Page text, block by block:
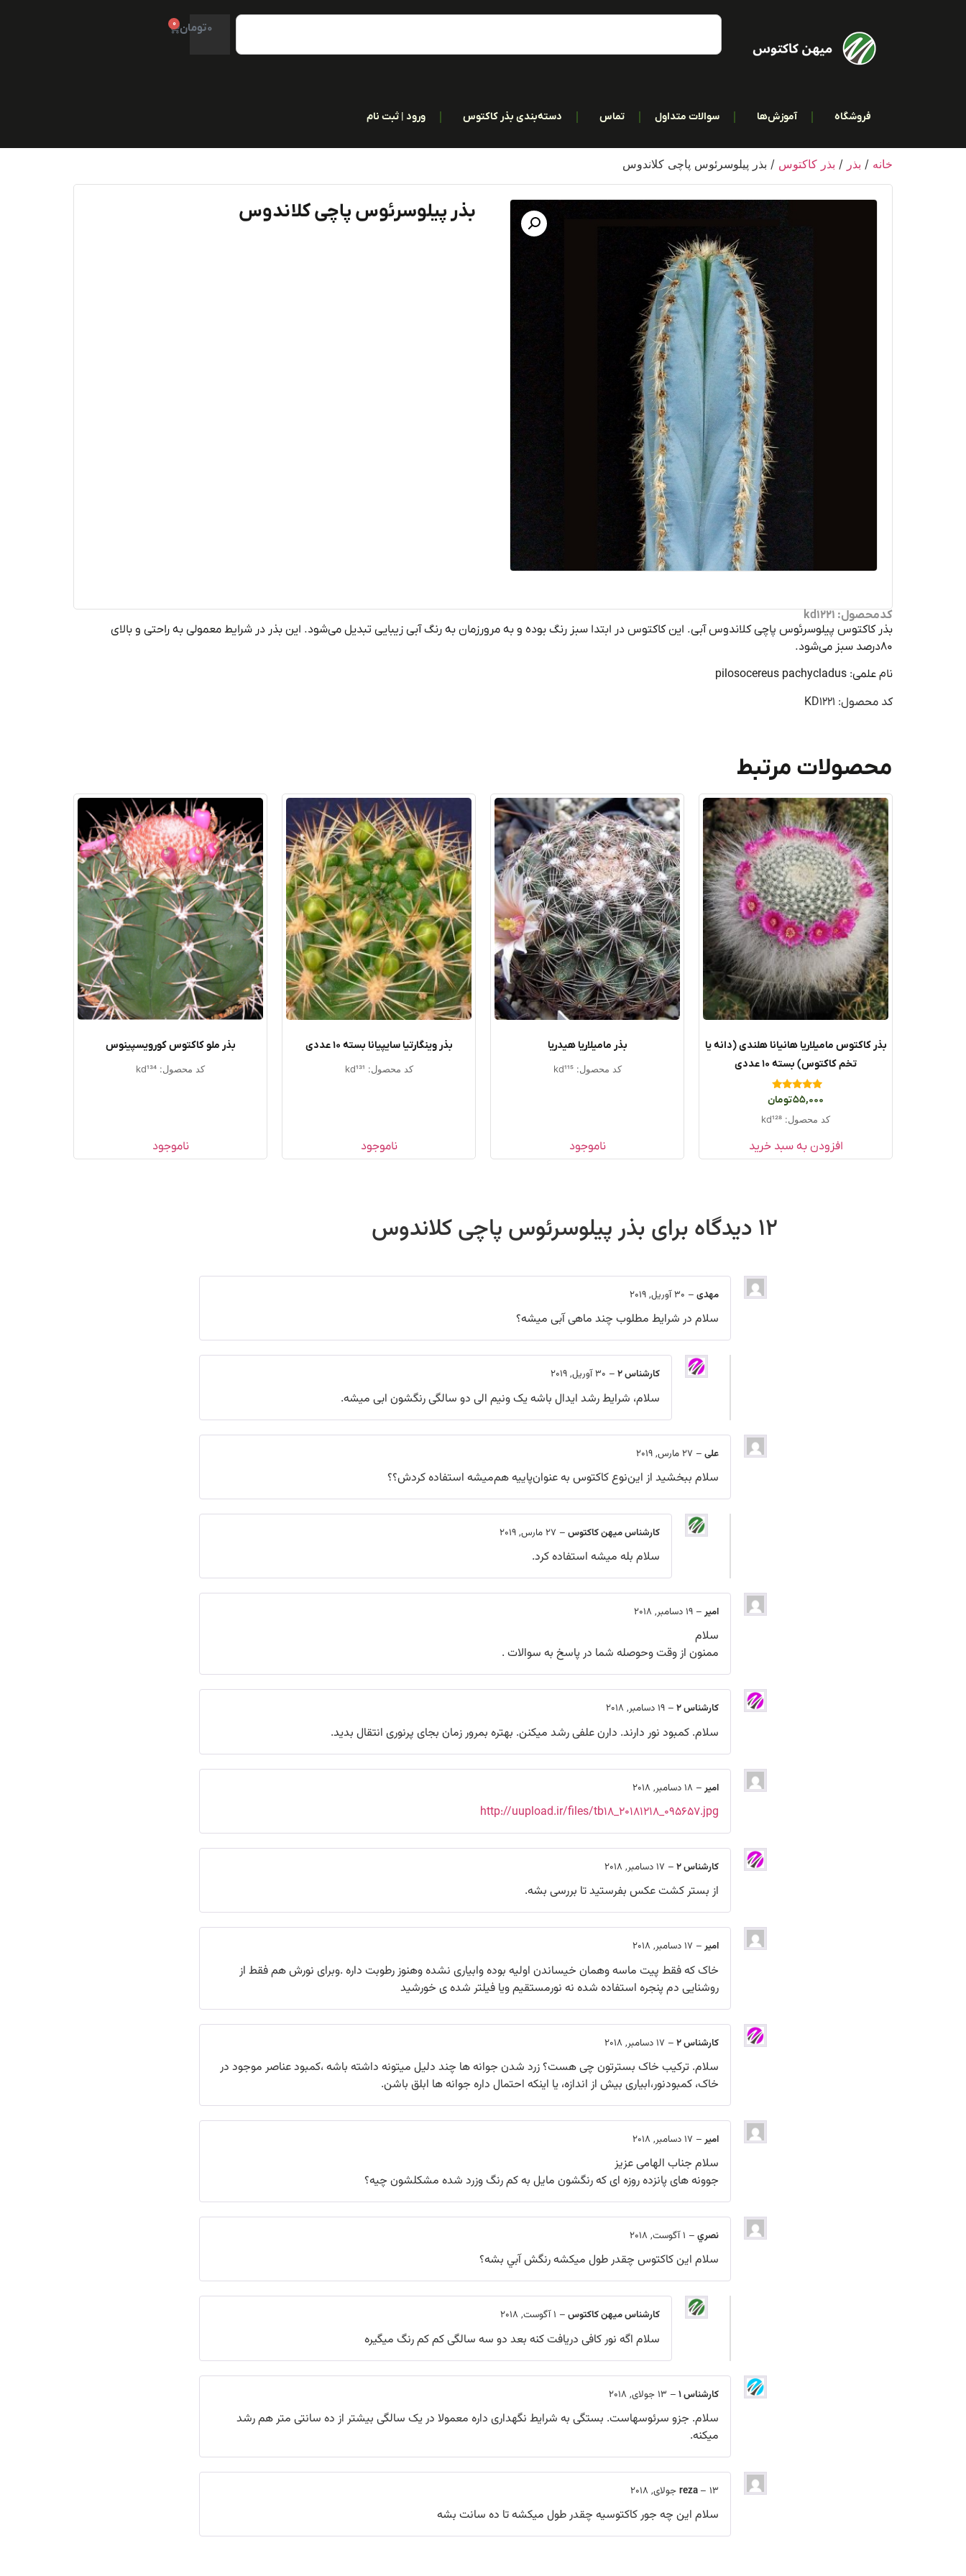
0تومان 0
فروشگاه آموزش‌ها سوالات متداول تماس دسته‌بندی بذر کاکتوس ورود | ثبت نام
خانه / بذر / بذر کاکتوس / بذر پیلوسرئوس پاچی کلاندوس
بذر پیلوسرئوس پاچی کلاندوس
کدمحصول: kd1221
بذر کاکتوس پیلوسرئوس پاچی کلاندوسآبی. این کاکتوس در ابتدا سبز رنگ بوده و به مرورزمان به رنگ آبی زیبایی تبدیل می‌شود. این بذر در شرایط معمولی به راحتی و بالای
۸۰درصد سبز می‌شود.
نام علمی: pilosocereus pachycladus
کد محصول: KD1221
محصولات مرتبط
بذر کاکتوس مامیلاریا هانیانا هلندی (دانه یا
تخم کاکتوس) بسته ۱۰ عددی
امتیاز
5.00
از 5
55,000تومان
کد محصول: kd128
افزودن به سبد خرید
بذر مامیلاریا هیدریا
کد محصول: kd115
ناموجود
بذر وینگارتیا سایپیانا بسته ۱۰ عددی
کد محصول: kd131
ناموجود
بذر ملو کاکتوس کورویسپینوس
کد محصول: kd134
ناموجود
12 دیدگاه برای بذر پیلوسرئوس پاچی کلاندوس
مهدی– 30 آوریل, 2019
سلام در شرایط مطلوب چند ماهی آبی میشه؟
کارشناس 2 – 30 آوریل, 2019
سلام، شرایط رشد ایدال باشه یک ونیم الی دو سالگی رنگشون ابی میشه.
علی– 27 مارس, 2019
سلام ببخشید از این‌نوع کاکتوس به عنوان‌پاییه هم‌میشه استفاده کردش؟؟
کارشناس میهن کاکتوس– 27 مارس, 2019
سلام بله میشه استفاده کرد.
امیر– 19 دسامبر, 2018
سلام
ممنون از وقت وحوصله شما در پاسخ به سوالات .
کارشناس 2 – 19 دسامبر, 2018
سلام. کمبود نور دارند. دارن علفی رشد میکنن. بهتره بمرور زمان بجای پرنوری انتقال بدید.
امیر– 18 دسامبر, 2018
http://uupload.ir/files/tb18_۲۰۱۸۱۲۱۸_۰۹۵۶۵۷.jpg
کارشناس 2 – 17 دسامبر, 2018
از بستر کشت عکس بفرستید تا بررسی بشه.
امیر– 17 دسامبر, 2018
خاک که فقط پیت ماسه وهمان خیساندن اولیه بوده وابیاری نشده وهنوز رطوبت داره .وبرای نورش هم فقط از
روشنایی دم پنجره استفاده شده نه نورمستقیم ویا فیلتر شده ی خورشید
کارشناس 2 – 17 دسامبر, 2018
سلام. ترکیب خاک بسترتون چی هست؟ زرد شدن جوانه ها چند دلیل میتونه داشته باشه ،کمبود عناصر موجود در
خاک، کمبودنور،ابیاری بیش از اندازه، یا اینکه احتمال داره جوانه ها ابلق باشن.
امیر– 17 دسامبر, 2018
سلام جناب الهامی عزیز
جوونه های پانزده روزه ای که رنگشون مایل به کم رنگ وزرد شده مشکلشون چیه؟
نصري– 1 آگوست, 2018
سلام اين كاكتوس چقدر طول ميكشه رنگش آبي بشه؟
کارشناس میهن کاکتوس– 1 آگوست, 2018
سلام اگه نور کافی دریافت کنه بعد دو سه سالگی کم کم رنگ میگیره
کارشناس 1 – 13 جولای, 2018
سلام. جزو سرئوسهاست. بستگی به شرایط نگهداری داره معمولا در یک سالگی بیشتر از ده سانتی متر هم رشد
میکنه.
reza– 13 جولای, 2018
سلام این چه جور کاکتوسیه چقدر طول میکشه تا ده سانت بشه